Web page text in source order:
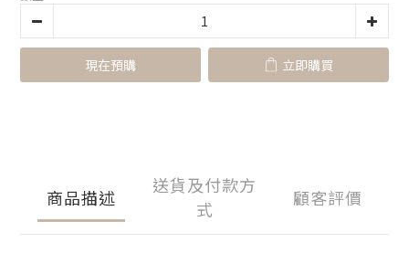
現在預購 立即購買
商品描述
送貨及付款方
式
顧客評價